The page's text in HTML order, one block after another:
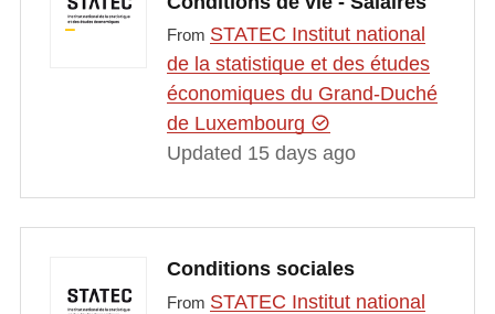
From STATEC Institut national
de la statistique et des études
économiques du Grand-Duché
de Luxembourg
Updated 15 days ago
Conditions sociales
From STATEC Institut national